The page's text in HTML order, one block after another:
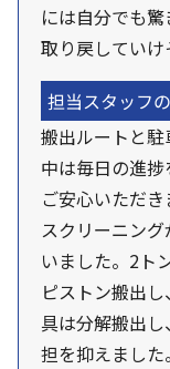
には自分でも
取り戻していけ
担当スタッフ
搬出ルートと
中は毎日の進
ご安心いただ
スクリーニン
いました。2ト
ピストン搬出
具は分解搬出
担を抑えまし